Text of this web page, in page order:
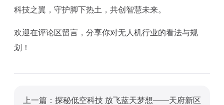
科技之翼，守护脚下热土，共创智慧未来。
欢迎在评论区留言，分享你对无人机行业的看法与规
划！
上一篇：探秘低空科技 放飞蓝天梦想——天府新区